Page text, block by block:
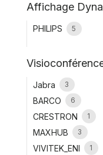
Affichage
PHILIPS 5
Jabra 3
BARCO 6
CRESTRON 1
MAXHUB 3
VIVITEK_ENI 1